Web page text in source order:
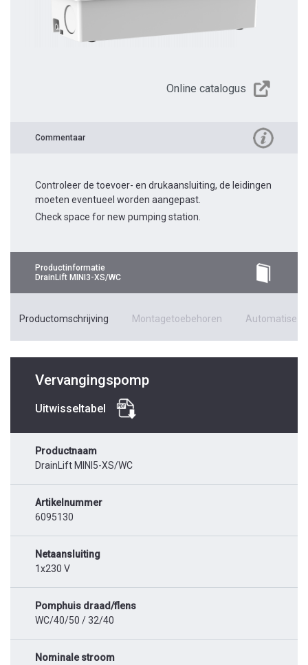
Online catalogus
Commentaar
Controleer de toevoer- en drukaansluiting, de leidingen
moeten eventueel worden aangepast.
Check space for new pumping station.
Productinformatie
DrainLift MINI3-XS/WC
Productomschrijving Montagetoebehoren
Vervangingspomp
Uitwisseltabel
Productnaam
DrainLift MINI5-XS/WC
Artikelnummer
6095130
Netaansluiting
1x230 V
Pomphuis draad/flens
WC/40/50 / 32/40
Nominale stroom